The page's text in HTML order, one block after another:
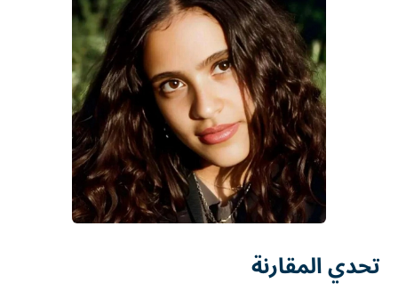
تحدي المقارنة